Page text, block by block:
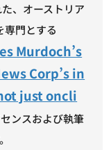
、オーストリア
門とする
Murdoch’s
Corp’s in
just oncli
ンスおよび執筆